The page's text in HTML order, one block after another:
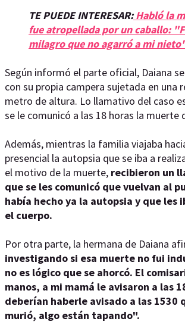
TE PUEDE INTERESAR:Habló la
fue atropellada por un caballo:
milagro que no agarró a mi
Según informó el parte oficial, Daiana
con su propia campera sujetada en una
metro de altura. Lo llamativo del caso
se le comunicó a las 18 horas la muerte
Además, mientras la familia viajaba
presencial la autopsia que se iba a
el motivo de la muerte, recibieron un
que se les comunicó que vuelvan al
había hecho ya la autopsia y que les
el cuerpo.
Por otra parte, la hermana de Daiana
investigando si esa muerte no fui
no es lógico que se ahorcó. El
manos, a mi mamá le avisaron a las
deberían haberle avisado a las 1530
murió, algo están tapando".